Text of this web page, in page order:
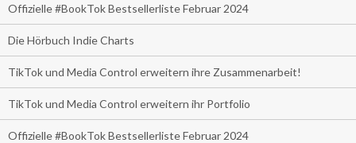
Offizielle #BookTok Bestsellerliste Februar 2024
Die Hörbuch Indie Charts
TikTok und Media Control erweitern ihre Zusammenarbeit!
TikTok und Media Control erweitern ihr Portfolio
Offizielle #BookTok Bestsellerliste Februar 2024